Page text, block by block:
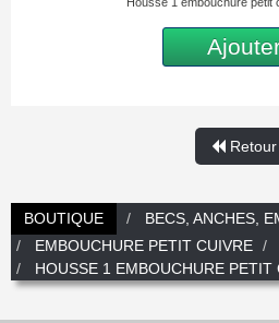
Retour
BOUTIQUE
BECS, ANCHES,
EMBOUCHURE PETIT CUIVRE
HOUSSE 1 EMBOUCHURE